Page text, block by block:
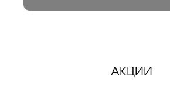
АКЦИИ